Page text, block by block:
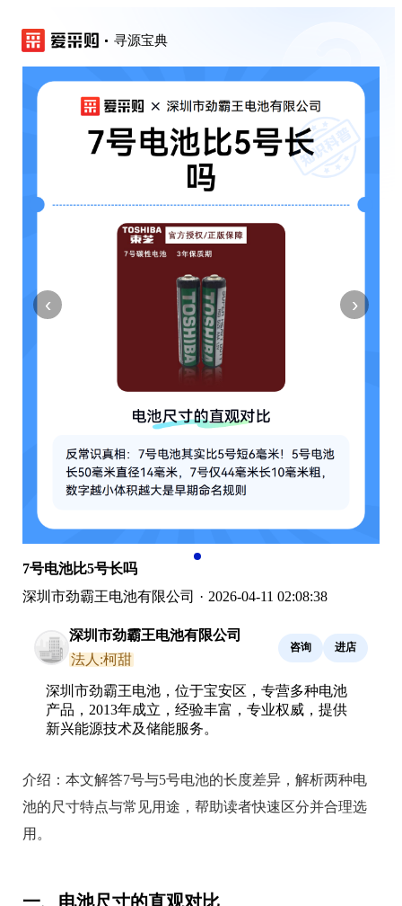
寻源宝典
‹ ›
7号电池比5号长吗
深圳市劲霸王电池有限公司 · 2026-04-11 02:08:38
深圳市劲霸王电池有限公司
法人:柯甜
咨询 进店
深圳市劲霸王电池，位于宝安区，专营多种电池
产品，2013年成立，经验丰富，专业权威，提供
新兴能源技术及储能服务。
介绍： 本文解答7号与5号电池的长度差异，解析两种电
池的尺寸特点与常见用途，帮助读者快速区分并合理选
用。
一、电池尺寸的直观对比